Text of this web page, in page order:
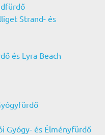
Strand- és
és Lyra Beach
Gyógy- és Élményfürdő